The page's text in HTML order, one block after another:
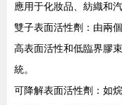
應用于化妝品、紡織和汽
雙子表面活性劑：由兩
高表面活性和低臨界膠
統。
可降解表面活性劑：如